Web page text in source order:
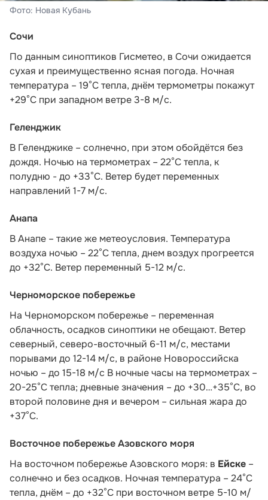
Фото: Новая Кубань
Сочи
По данным синоптиков Гисметео, в Сочи ожидается
сухая и преимущественно ясная погода. Ночная
температура – 19°C тепла, днём термометры покажут
+29°C при западном ветре 3-8 м/с.
Геленджик
В Геленджике – солнечно, при этом обойдётся без
дождя. Ночью на термометрах – 22°C тепла, к
полудню - до +33°C. Ветер будет переменных
направлений 1-7 м/с.
Анапа
В Анапе – такие же метеоусловия. Температура
воздуха ночью – 22°C тепла, днем воздух прогреется
до +32°C. Ветер переменный 5-12 м/с.
Черноморское побережье
На Черноморском побережье – переменная
облачность, осадков синоптики не обещают. Ветер
северный, северо-восточный 6-11 м/с, местами
порывами до 12-14 м/с, в районе Новороссийска
ночью – до 15-18 м/с В ночные часы на термометрах –
20-25°С тепла; дневные значения – до +30…+35°С, во
второй половине дня и вечером – сильная жара до
+37°С.
Восточное побережье Азовского моря
На восточном побережье Азовского моря: в Ейске –
солнечно и без осадков. Ночная температура – 24°С
тепла, днём – до +32°С при восточном ветре 5-10 м/